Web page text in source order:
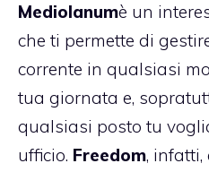
Mediolanumè un
che ti permette di
corrente in qualsiasi
tua giornata e,
qualsiasi posto tu
ufficio. Freedom, infatti,